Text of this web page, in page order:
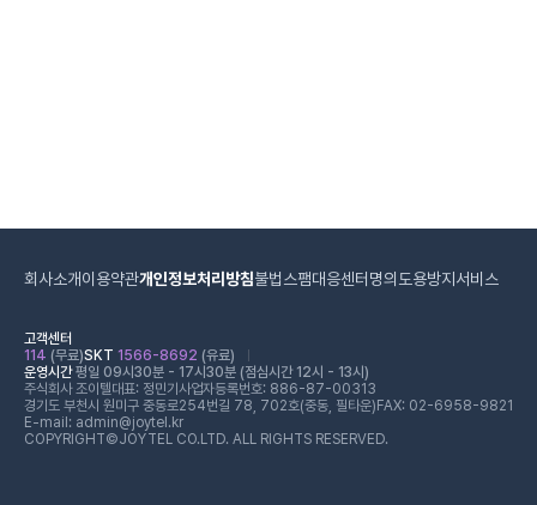
회사소개이용약관개인정보처리방침불법스팸대응센터 명의도용방지서비스
고객센터
114 (무료)SKT 1566-8692 (유료)
운영시간평일 09시30분 - 17시30분 (점심시간 12시 - 13시)
주식회사 조이텔대표: 정민기 사업자등록번호: 886-87-00313
경기도 부천시 원미구 중동로254번길 78, 702호(중동, 필타운) FAX: 02-6958-9821
E-mail: admin@joytel.kr
COPYRIGHT©JOYTEL CO.LTD. ALL RIGHTS RESERVED.